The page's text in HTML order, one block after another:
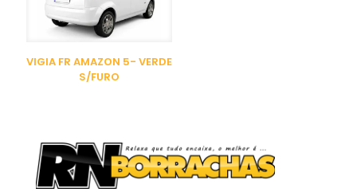
VIGIA FR AMAZON 5- VERDE
S/FURO